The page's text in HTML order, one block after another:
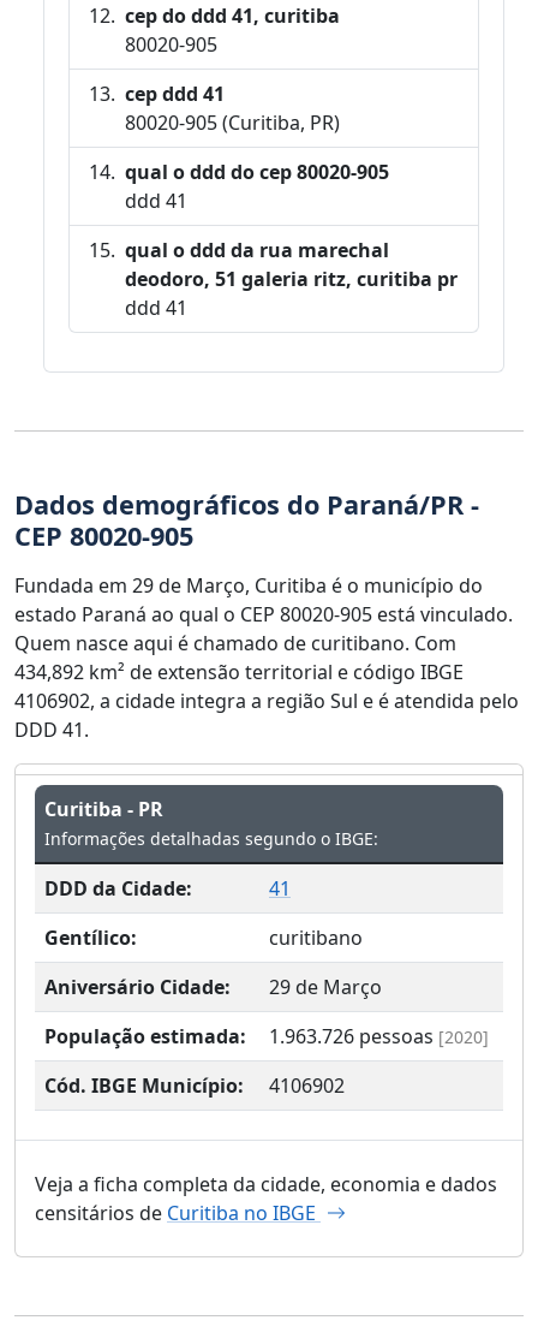
cep do ddd 41, curitiba
80020-905
cep ddd 41
80020-905 (Curitiba, PR)
qual o ddd do cep 80020-905
ddd 41
qual o ddd da rua marechal
deodoro, 51 galeria ritz, curitiba pr
ddd 41
Dados demográficos do Paraná/PR -
CEP 80020-905
Fundada em 29 de Março, Curitiba é o município do
estado Paraná ao qual o CEP 80020-905 está vinculado.
Quem nasce aqui é chamado de curitibano. Com
434,892 km² de extensão territorial e código IBGE
4106902, a cidade integra a região Sul e é atendida pelo
DDD 41.
Curitiba - PR
Informações detalhadas segundo o IBGE:
DDD da Cidade:
41
Gentílico:
curitibano
Aniversário Cidade:
29 de Março
População estimada:
1.963.726 pessoas [2020]
Cód. IBGE Município: 4106902
Veja a ficha completa da cidade, economia e dados
censitários de Curitiba no IBGE